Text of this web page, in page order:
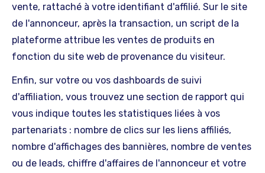
vente, rattaché à votre identifiant d'affilié. Sur le site
de l'annonceur, après la transaction, un script de la
plateforme attribue les ventes de produits en
fonction du site web de provenance du visiteur.
Enfin, sur votre ou vos dashboards de suivi
d'affiliation, vous trouvez une section de rapport qui
vous indique toutes les statistiques liées à vos
partenariats : nombre de clics sur les liens affiliés,
nombre d'affichages des bannières, nombre de ventes
ou de leads, chiffre d'affaires de l'annonceur et votre